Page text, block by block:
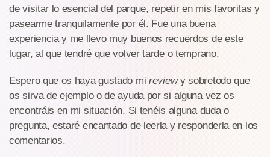
de visitar lo esencial del parque, repetir en mis favoritas y
pasearme tranquilamente por él. Fue una buena
experiencia y me llevo muy buenos recuerdos de este
lugar, al que tendré que volver tarde o temprano.
Espero que os haya gustado mi reviewy sobretodo que
os sirva de ejemplo o de ayuda por si alguna vez os
encontráis en mi situación. Si tenéis alguna duda o
pregunta, estaré encantado de leerla y responderla en los
comentarios.